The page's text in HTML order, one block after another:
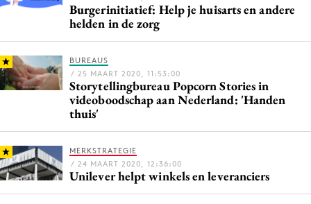
Burgerinitiatief: Help je huisarts en andere
helden in de zorg
BUREAUS
/ 25 MAART 2020, 11:53:00
Storytellingbureau Popcorn Stories in
videoboodschap aan Nederland: 'Handen
thuis'
MERKSTRATEGIE
/ 24 MAART 2020, 12:36:00
Unilever helpt winkels en leveranciers